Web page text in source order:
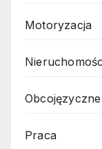
Motoryzacja
Obcojęzyczne
Praca